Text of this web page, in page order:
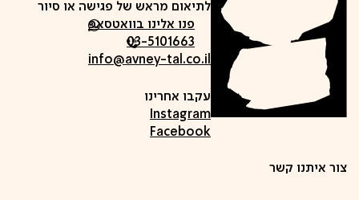
צור איתנו קשר
לתיאום מראש של פגישה או סיור
פנו אלינו בוואטסאפ
03-5101663
info@avney-tal.co.il
עקבו אחרינו
Instagram
Facebook